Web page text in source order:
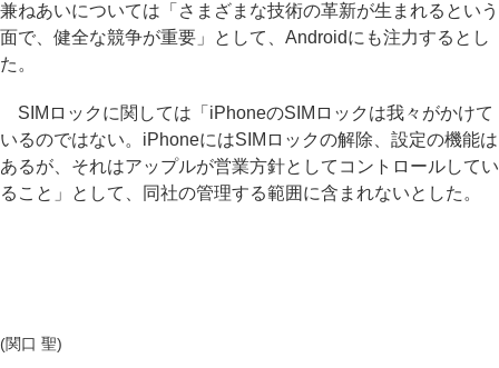
兼ねあいについては「さまざまな技術の革新が生まれるという
面で、健全な競争が重要」として、Androidにも注力するとし
た。
SIMロックに関しては「iPhoneのSIMロックは我々がかけて
いるのではない。iPhoneにはSIMロックの解除、設定の機能は
あるが、それはアップルが営業方針としてコントロールしてい
ること」として、同社の管理する範囲に含まれないとした。
(関口 聖)